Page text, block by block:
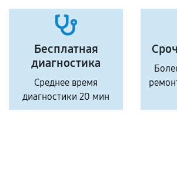
Бесплатная
диагностика
Среднее время
диагностики 20 мин